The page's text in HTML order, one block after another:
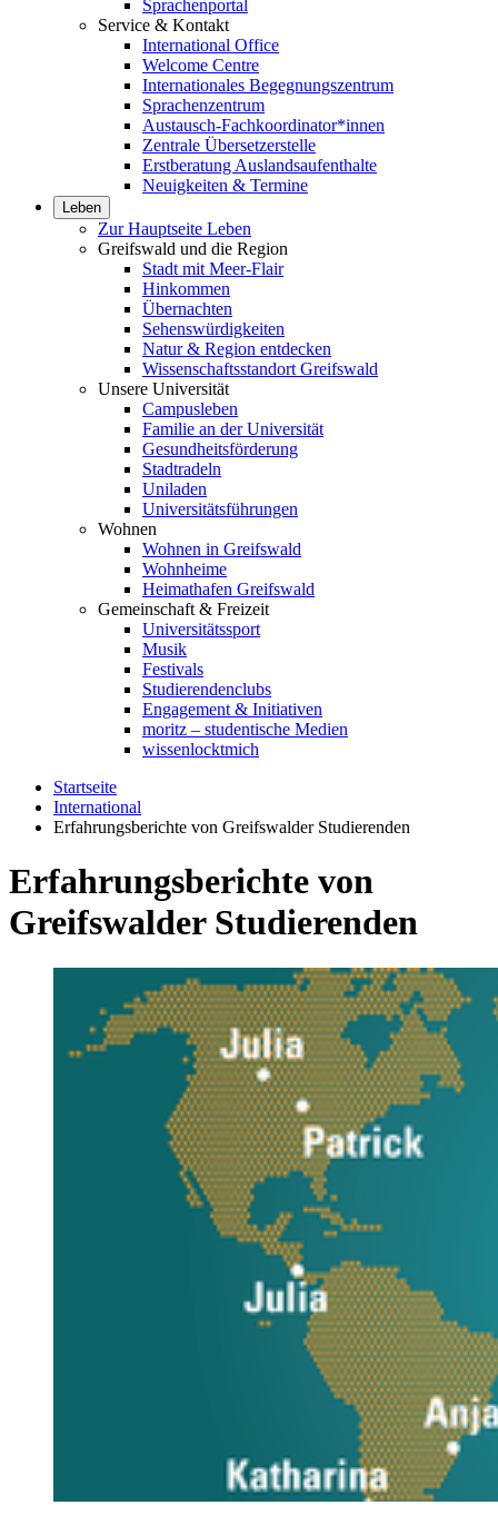
Sprachenportal
Service & Kontakt
International Office
Welcome Centre
Internationales Begegnungszentrum
Sprachenzentrum
Austausch-Fachkoordinator*innen
Zentrale Übersetzerstelle
Erstberatung Auslandsaufenthalte
Neuigkeiten & Termine
Leben
Zur Hauptseite Leben
Greifswald und die Region
Stadt mit Meer-Flair
Hinkommen
Übernachten
Sehenswürdigkeiten
Natur & Region entdecken
Wissenschaftsstandort Greifswald
Unsere Universität
Campusleben
Familie an der Universität
Gesundheitsförderung
Stadtradeln
Uniladen
Universitätsführungen
Wohnen
Wohnen in Greifswald
Wohnheime
Heimathafen Greifswald
Gemeinschaft & Freizeit
Universitätssport
Musik
Festivals
Studierendenclubs
Engagement & Initiativen
moritz – studentische Medien
wissenlocktmich
Startseite
International
Erfahrungsberichte von Greifswalder Studierenden
Erfahrungsberichte von
Greifswalder Studierenden